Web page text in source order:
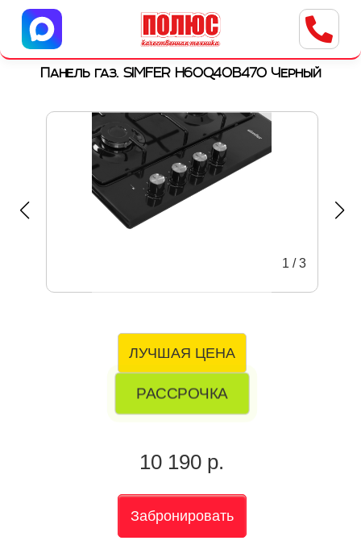
Центр бытовой техники
г. Ульяновск, ул. Пушкарева, 8a
Панель газ. SIMFER H60Q40B470 Черный
1 /3
ЛУЧШАЯ ЦЕНА
РАССРОЧКА
10 190 р.
Забронировать